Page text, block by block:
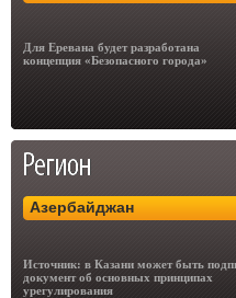
Для Еревана будет разработана
концепция «Безопасного города»
Азербайджан
Источник: в Казани может быть
документ об основных принципах
урегулирования